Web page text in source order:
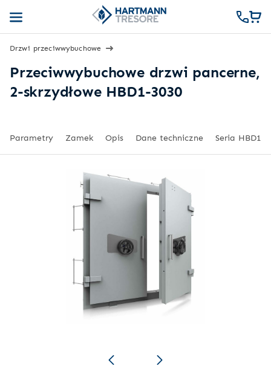
Drzwi przeciwwybuchowe
Przeciwwybuchowe drzwi pancerne,
2-skrzydłowe HBD1-3030
Parametry Zamek Opis Dane techniczne Seria HBD1